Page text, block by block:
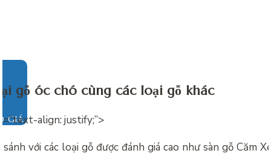
GIÁ
gỗ óc chó cùng các loại gỗ khác
align: justify;”>
với các loại gỗ được đánh giá cao như sàn gỗ Căm